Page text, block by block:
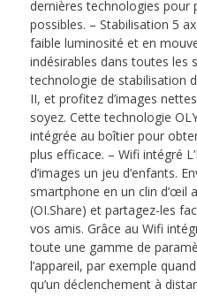
dernières technologies pour
possibles. – Stabilisation 5
faible luminosité et en
indésirables dans toutes les
technologie de stabilisation
II, et profitez d’images
soyez. Cette technologie
intégrée au boîtier pour
plus efficace. – Wifi intégré
d’images un jeu d’enfants.
smartphone en un clin d’œil
(OI.Share) et partagez-les
vos amis. Grâce au Wifi
toute une gamme de
l’appareil, par exemple
qu’un déclenchement à